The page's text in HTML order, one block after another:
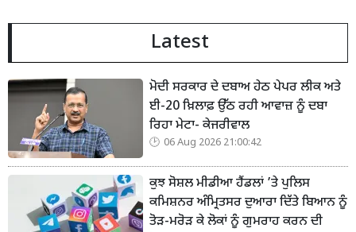
Latest
ਮੋਦੀ ਸਰਕਾਰ ਦੇ ਦਬਾਅ ਹੇਠ ਪੇਪਰ ਲੀਕ ਅਤੇ
ਈ-20 ਖ਼ਿਲਾਫ਼ ਉੱਠ ਰਹੀ ਆਵਾਜ਼ ਨੂੰ ਦਬਾ
ਰਿਹਾ ਮੇਟਾ- ਕੇਜਰੀਵਾਲ
06 Aug 2026 21:00:42
ਕੁਝ ਸੋਸ਼ਲ ਮੀਡੀਆ ਹੈਂਡਲਾਂ ’ਤੇ ਪੁਲਿਸ
ਕਮਿਸ਼ਨਰ ਅੰਮ੍ਰਿਤਸਰ ਦੁਆਰਾ ਦਿੱਤੇ ਬਿਆਨ ਨੂੰ
ਤੋੜ-ਮਰੋੜ ਕੇ ਲੋਕਾਂ ਨੂੰ ਗੁਮਰਾਹ ਕਰਨ ਦੀ